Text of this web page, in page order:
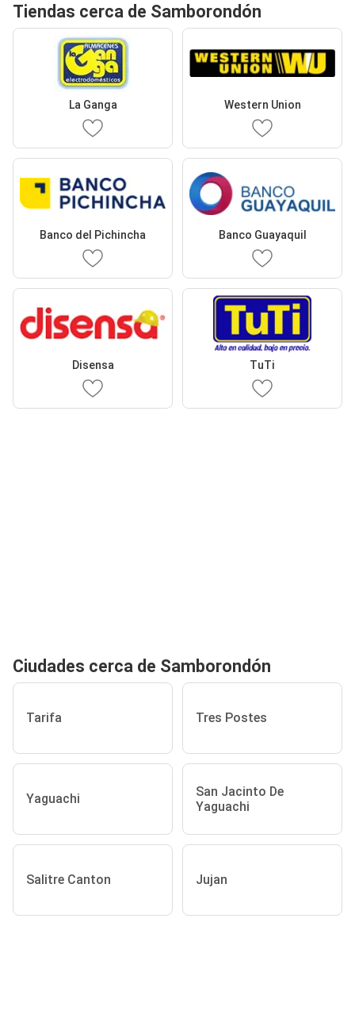
Tiendas cerca de Samborondón
La Ganga Western Union
Banco del Pichincha Banco Guayaquil
Disensa TuTi
Ciudades cerca de Samborondón
Tarifa Tres Postes
Yaguachi
San Jacinto De
Yaguachi
Salitre Canton Jujan